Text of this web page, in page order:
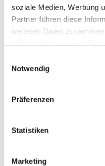
soziale Medien, Werbung
Partner führen diese
weiteren Daten
Notwendig
Präferenzen
Statistiken
Marketing